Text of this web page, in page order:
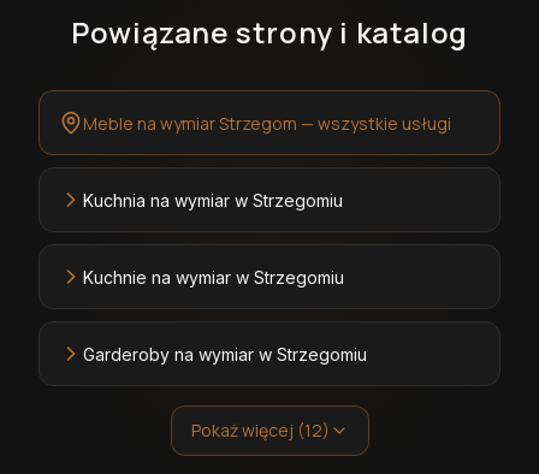
Powiązane strony i katalog
Meble na wymiar Strzegom — wszystkie usługi
Kuchnia na wymiar w Strzegomiu
Kuchnie na wymiar w Strzegomiu
Garderoby na wymiar w Strzegomiu
Pokaż więcej (12)